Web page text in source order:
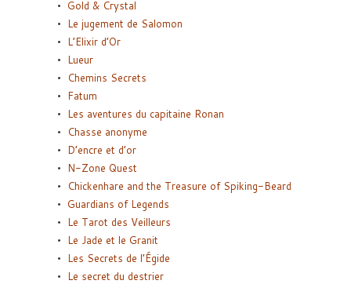
Gold & Crystal
Le jugement de Salomon
L’Elixir d’Or
Lueur
Chemins Secrets
Fatum
Les aventures du capitaine Ronan
Chasse anonyme
D’encre et d’or
N-Zone Quest
Chickenhare and the Treasure of Spiking-Beard
Guardians of Legends
Le Tarot des Veilleurs
Le Jade et le Granit
Les Secrets de l’Égide
Le secret du destrier